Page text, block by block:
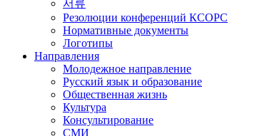
서류
Резолюции конференций КСОРС
Нормативные документы
Логотипы
Направления
Молодежное направление
Русский язык и образование
Общественная жизнь
Культура
Консультирование
СМИ